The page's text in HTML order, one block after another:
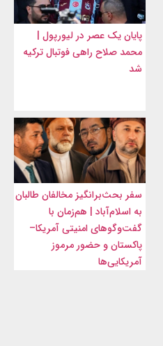
پایان یک عصر در لیورپول |
محمد صلاح راهی فوتبال ترکیه
شد
سفر بحث‌برانگیز مخالفان طالبان
به اسلام‌آباد | هم‌زمان با
گفت‌وگوهای امنیتی آمریکا–
پاکستان و حضور مرموز
آمریکایی‌ها